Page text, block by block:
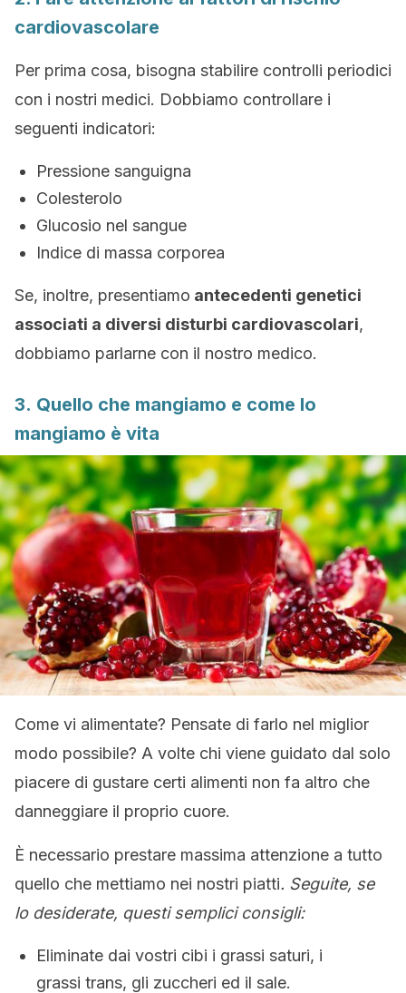
cardiovascolare
Per prima cosa, bisogna stabilire controlli periodici
con i nostri medici. Dobbiamo controllare i
seguenti indicatori:
Pressione sanguigna
Colesterolo
Glucosio nel sangue
Indice di massa corporea
Se, inoltre, presentiamo antecedenti genetici
associati a diversi disturbi cardiovascolari,
dobbiamo parlarne con il nostro medico.
3. Quello che mangiamo e come lo
mangiamo è vita
Come vi alimentate? Pensate di farlo nel miglior
modo possibile? A volte chi viene guidato dal solo
piacere di gustare certi alimenti non fa altro che
danneggiare il proprio cuore.
È necessario prestare massima attenzione a tutto
quello che mettiamo nei nostri piatti. Seguite, se
lo desiderate, questi semplici consigli:
Eliminate dai vostri cibi i grassi saturi, i
grassi trans, gli zuccheri ed il sale.